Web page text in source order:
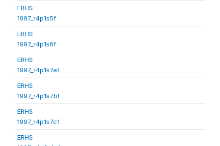
ERHS
1997_r4p1s5f
ERHS
1997_r4p1s6f
ERHS
1997_r4p1s7af
ERHS
1997_r4p1s7bf
ERHS
1997_r4p1s7cf
ERHS